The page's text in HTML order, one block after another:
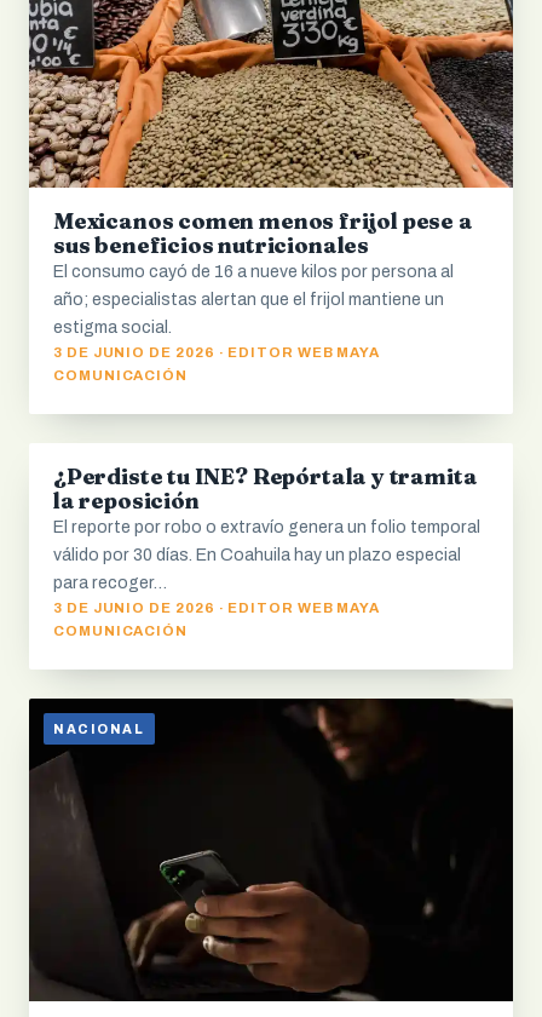
Mexicanos comen menos frijol pese a
sus beneficios nutricionales
El consumo cayó de 16 a nueve kilos por persona al
año; especialistas alertan que el frijol mantiene un
estigma social.
3 DE JUNIO DE 2026 · EDITOR WEB MAYA
COMUNICACIÓN
CDMX
¿Perdiste tu INE? Repórtala y tramita
la reposición
El reporte por robo o extravío genera un folio temporal
válido por 30 días. En Coahuila hay un plazo especial
para recoger…
3 DE JUNIO DE 2026 · EDITOR WEB MAYA
COMUNICACIÓN
NACIONAL